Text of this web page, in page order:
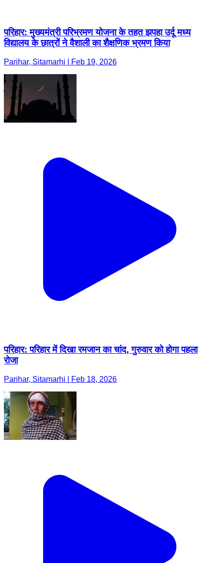
परिहार: मुख्यमंत्री परिभ्रमण योजना के तहत झपहा उर्दू मध्य
विद्यालय के छात्रों ने वैशाली का शैक्षणिक भ्रमण किया
Parihar, Sitamarhi | Feb 19, 2026
परिहार: परिहार में दिखा रमजान का चांद, गुरुवार को होगा पहला
रोजा
Parihar, Sitamarhi | Feb 18, 2026